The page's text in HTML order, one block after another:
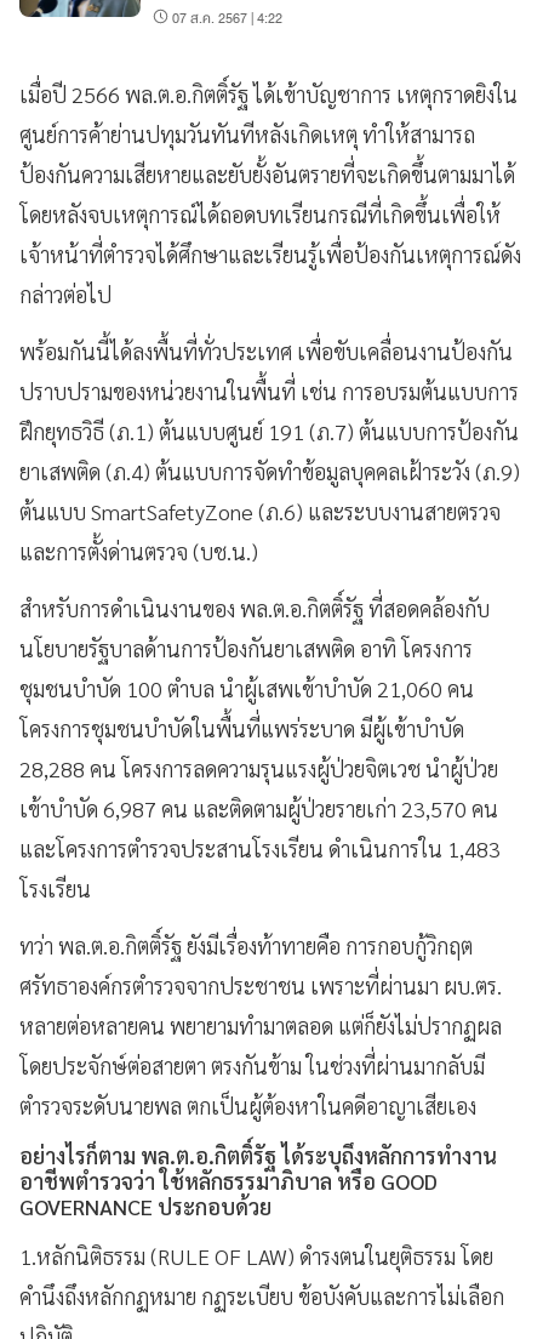
07 ส.ค. 2567 | 4:22
เมื่อปี 2566 พล.ต.อ.กิตติ์รัฐ ได้เข้าบัญชาการ เหตุกราดยิงใน
ศูนย์การค้าย่านปทุมวันทันทีหลังเกิดเหตุ ทำให้สามารถ
ป้องกันความเสียหายและยับยั้งอันตรายที่จะเกิดขึ้นตามมาได้
โดยหลังจบเหตุการณ์ได้ถอดบทเรียนกรณีที่เกิดขึ้นเพื่อให้
เจ้าหน้าที่ตำรวจได้ศึกษาและเรียนรู้เพื่อป้องกันเหตุการณ์ดัง
กล่าวต่อไป
พร้อมกันนี้ได้ลงพื้นที่ทั่วประเทศ เพื่อขับเคลื่อนงานป้องกัน
ปราบปรามของหน่วยงานในพื้นที่ เช่น การอบรมต้นแบบการ
ฝึกยุทธวิธี (ภ.1) ต้นแบบศูนย์ 191 (ภ.7) ต้นแบบการป้องกัน
ยาเสพติด (ภ.4) ต้นแบบการจัดทำข้อมูลบุคคลเฝ้าระวัง (ภ.9)
ต้นแบบ SmartSafetyZone (ภ.6) และระบบงานสายตรวจ
และการตั้งด่านตรวจ (บช.น.)
สำหรับการดำเนินงานของ พล.ต.อ.กิตติ์รัฐ ที่สอดคล้องกับ
นโยบายรัฐบาลด้านการป้องกันยาเสพติด อาทิ โครงการ
ชุมชนบำบัด 100 ตำบล นำผู้เสพเข้าบำบัด 21,060 คน
โครงการชุมชนบำบัดในพื้นที่แพร่ระบาด มีผู้เข้าบำบัด
28,288 คน โครงการลดความรุนแรงผู้ป่วยจิตเวช นำผู้ป่วย
เข้าบำบัด 6,987 คน และติดตามผู้ป่วยรายเก่า 23,570 คน
และโครงการตำรวจประสานโรงเรียน ดำเนินการใน 1,483
โรงเรียน
ทว่า พล.ต.อ.กิตติ์รัฐ ยังมีเรื่องท้าทายคือ การกอบกู้วิกฤต
ศรัทธาองค์กรตำรวจจากประชาชน เพราะที่ผ่านมา ผบ.ตร.
หลายต่อหลายคน พยายามทำมาตลอด แต่ก็ยังไม่ปรากฏผล
โดยประจักษ์ต่อสายตา ตรงกันข้าม ในช่วงที่ผ่านมากลับมี
ตำรวจระดับนายพล ตกเป็นผู้ต้องหาในคดีอาญาเสียเอง
อย่างไรก็ตาม พล.ต.อ.กิตติ์รัฐ ได้ระบุถึงหลักการทำงาน
อาชีพตำรวจว่า ใช้หลักธรรมาภิบาล หรือ GOOD
GOVERNANCE ประกอบด้วย
1.หลักนิติธรรม (RULE OF LAW) ดำรงตนในยุติธรรม โดย
คำนึงถึงหลักกฏหมาย กฏระเบียบ ข้อบังคับและการไม่เลือก